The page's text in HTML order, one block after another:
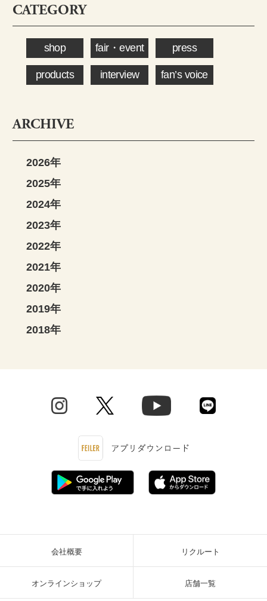
CATEGORY
shop fair・event press
products interview fan’s voice
ARCHIVE
2026年
2025年
2024年
2023年
2022年
2021年
2020年
2019年
2018年
会社概要 リクルート
オンラインショップ 店舗一覧